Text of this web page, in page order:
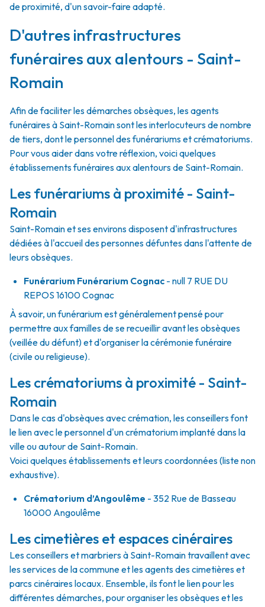
de proximité, d'un savoir-faire adapté.
D'autres infrastructures
funéraires aux alentours - Saint-
Romain
Afin de faciliter les démarches obsèques, les agents
funéraires à Saint-Romain sont les interlocuteurs de nombre
de tiers, dont le personnel des funérariums et crématoriums.
Pour vous aider dans votre réflexion, voici quelques
établissements funéraires aux alentours de Saint-Romain.
Les funérariums à proximité - Saint-
Romain
Saint-Romain et ses environs disposent d'infrastructures
dédiées à l'accueil des personnes défuntes dans l'attente de
leurs obsèques.
Funérarium Funérarium Cognac - null 7 RUE DU
REPOS 16100Cognac
À savoir, un funérarium est généralement pensé pour
permettre aux familles de se recueillir avant les obsèques
(veillée du défunt) et d'organiser la cérémonie funéraire
(civile ou religieuse).
Les crématoriums à proximité - Saint-
Romain
Dans le cas d'obsèques avec crémation, les conseillers font
le lien avec le personnel d'un crématorium implanté dans la
ville ou autour de Saint-Romain.
Voici quelques établissements et leurs coordonnées (liste non
exhaustive).
Crématorium d’Angoulême - 352 Rue de Basseau
16000 Angoulême
Les cimetières et espaces cinéraires
Les conseillers et marbriers à Saint-Romain travaillent avec
les services de la commune et les agents des cimetières et
parcs cinéraires locaux. Ensemble, ils font le lien pour les
différentes démarches, pour organiser les obsèques et les